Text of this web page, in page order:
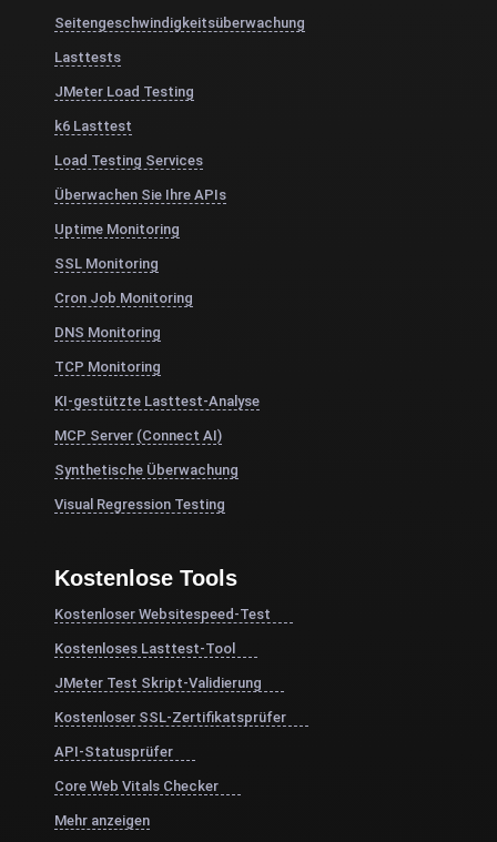
Seitengeschwindigkeitsüberwachung
Lasttests
JMeter Load Testing
k6 Lasttest
Load Testing Services
Überwachen Sie Ihre APIs
Uptime Monitoring
SSL Monitoring
Cron Job Monitoring
DNS Monitoring
TCP Monitoring
KI-gestützte Lasttest-Analyse
MCP Server (Connect AI)
Synthetische Überwachung
Visual Regression Testing
Kostenlose Tools
Kostenloser Websitespeed-Test
Kostenloses Lasttest-Tool
JMeter Test Skript-Validierung
Kostenloser SSL-Zertifikatsprüfer
API-Statusprüfer
Core Web Vitals Checker
Mehr anzeigen